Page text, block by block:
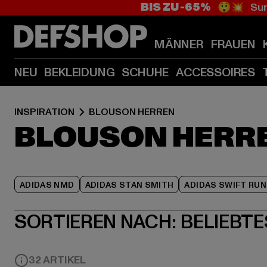
BIS ZU -65% 😲💥
MÄNNER FRAUEN
NEU BEKLEIDUNG SCHUHE ACCESSOIRES
INSPIRATION BLOUSON HERREN
BLOUSON
ADIDAS NMD ADIDAS STAN SMITH ADIDAS SWIFT RUN
SORTIEREN NACH:
32 ARTIKEL